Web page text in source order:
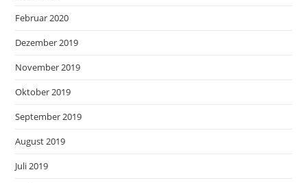
Februar 2020
Dezember 2019
November 2019
Oktober 2019
September 2019
August 2019
Juli 2019